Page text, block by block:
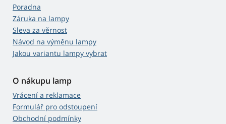
Poradna
Záruka na lampy
Sleva za věrnost
Návod na výměnu lampy
Jakou variantu lampy vybrat
O nákupu lamp
Vrácení a reklamace
Formulář pro odstoupení
Obchodní podmínky